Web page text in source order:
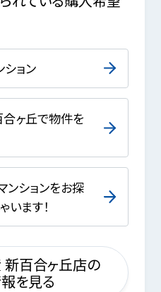
ョン
ヶ丘で物件を
ションをお探
います！
百合ヶ丘店の
を見る